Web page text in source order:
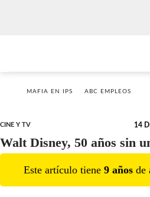
MAFIA EN IPS ABC EMPLEOS
CINE Y TV 14
Walt Disney, 50 años sin
Este artículo tiene 9 años de